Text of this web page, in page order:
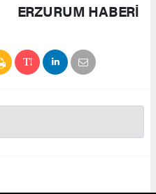
ERZURUM HABERİ